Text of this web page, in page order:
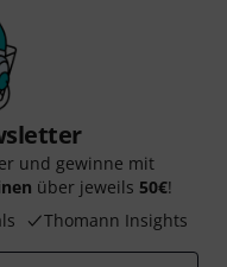
und gewinne mit
über jeweils 50€!
Thomann Insights